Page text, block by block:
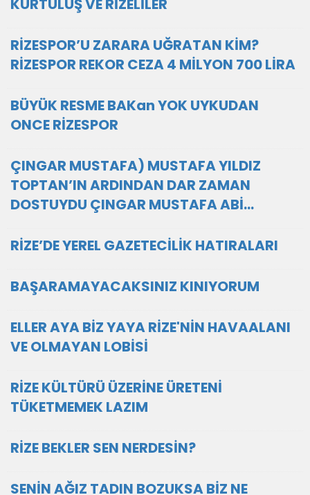
KURTULUŞ VE RİZELİLER
RİZESPOR’U ZARARA UĞRATAN KİM?
RİZESPOR REKOR CEZA 4 MİLYON 700 LİRA
BÜYÜK RESME BAKan YOK UYKUDAN
ONCE RİZESPOR
ÇINGAR MUSTAFA) MUSTAFA YILDIZ
TOPTAN’IN ARDINDAN DAR ZAMAN
DOSTUYDU ÇINGAR MUSTAFA ABİ…
RİZE’DE YEREL GAZETECİLİK HATIRALARI
BAŞARAMAYACAKSINIZ KINIYORUM
ELLER AYA BİZ YAYA RİZE'NİN HAVAALANI
VE OLMAYAN LOBİSİ
RİZE KÜLTÜRÜ ÜZERİNE ÜRETENİ
TÜKETMEMEK LAZIM
RİZE BEKLER SEN NERDESİN?
SENİN AĞIZ TADIN BOZUKSA BİZ NE